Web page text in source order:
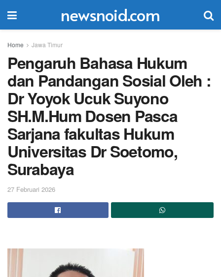
newsnoid.com
Home Jawa Timur
Pengaruh Bahasa Hukum
dan Pandangan Sosial Oleh :
Dr Yoyok Ucuk Suyono
SH.M.Hum Dosen Pasca
Sarjana fakultas Hukum
Universitas Dr Soetomo,
Surabaya
27 Februari 2026